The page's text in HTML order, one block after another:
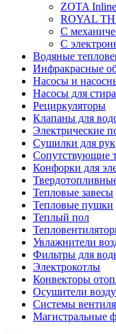
ZOTA
ROYAL
С
С
Водяные
Инфракрасные
Насосы и
Насосы для
Рециркуляторы
Клапаны для
Электрические
Сушилки для рук
Сопутствующие
Конфорки для
Тепловые завесы
Тепловые пушки
Теплый пол
Увлажнители
Фильтры для
Электрокотлы
Конвекторы
Осушители
Системы
Магистральные